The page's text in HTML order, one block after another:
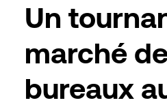
Un
marché
bureaux